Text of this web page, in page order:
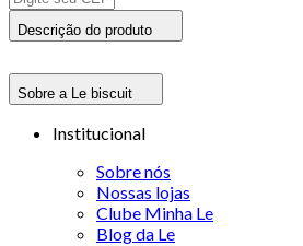
Descrição do produto
Sobre a Le biscuit
Institucional
Sobre nós
Nossas lojas
Clube Minha Le
Blog da Le